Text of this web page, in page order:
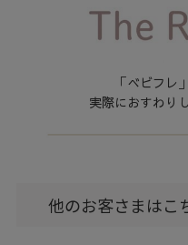
「べビフレ
実際におすわり
他のお客さまはこ